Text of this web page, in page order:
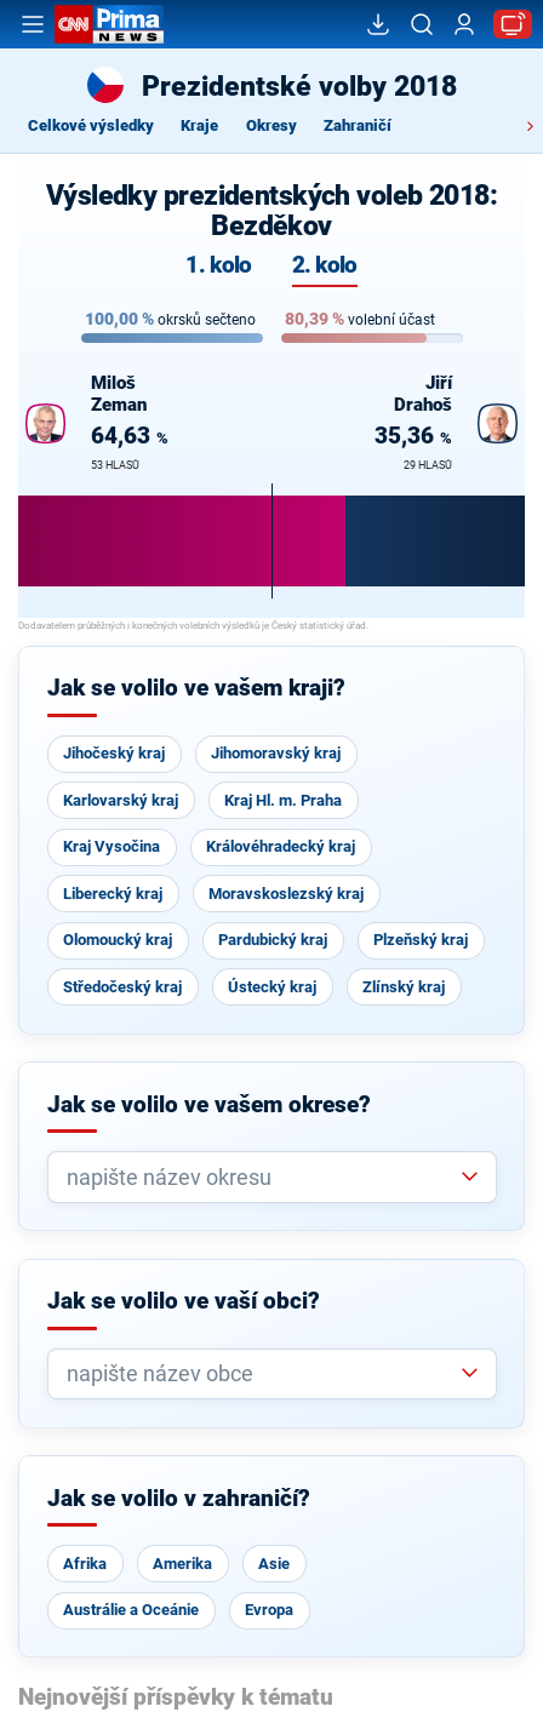
Prezidentské volby 2018
Celkové výsledky Kraje Okresy Zahraničí
Výsledky prezidentských voleb 2018:
Bezděkov
1. kolo 2. kolo
100,00% okrsků sečteno 80,39% volební účast
Miloš
Zeman
64,63 %
53 HLASŮ
Jiří
Drahoš
35,36 %
29 HLASŮ
Jak se volilo ve vašem kraji?
Jihočeský kraj Jihomoravský kraj
Karlovarský kraj Kraj Hl. m. Praha
Kraj Vysočina Královéhradecký kraj
Liberecký kraj Moravskoslezský kraj
Olomoucký kraj Pardubický kraj Plzeňský kraj
Středočeský kraj Ústecký kraj Zlínský kraj
Jak se volilo ve vašem okrese?
Jak se volilo ve vaší obci?
Jak se volilo v zahraničí?
Afrika Amerika Asie
Austrálie a Oceánie Evropa
Nejnovější příspěvky k tématu